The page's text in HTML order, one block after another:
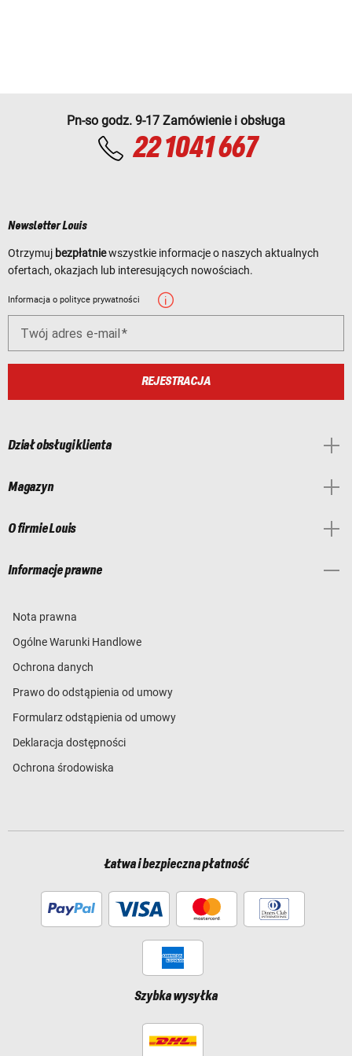
Pn-so godz. 9-17 Zamówienie i obsługa
22 1041 667
Newsletter Louis
Otrzymuj bezpłatniewszystkie informacje o naszych aktualnych
ofertach, okazjach lub interesujących nowościach.
Informacja o polityce prywatności
Twój adres e-mail
REJESTRACJA
Dział obsługi klienta
Magazyn
O firmie Louis
Informacje prawne
Nota prawna
Ogólne Warunki Handlowe
Ochrona danych
Prawo do odstąpienia od umowy
Formularz odstąpienia od umowy
Deklaracja dostępności
Ochrona środowiska
Łatwa i bezpieczna płatność
Szybka wysyłka